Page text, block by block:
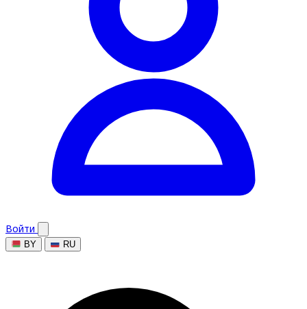
Войти
BY RU